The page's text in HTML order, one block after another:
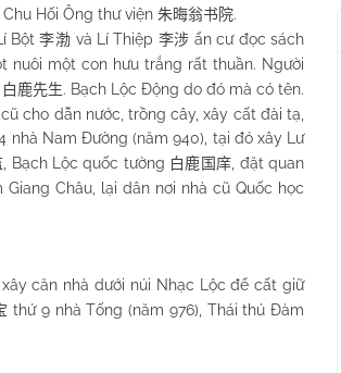
, Chu Hối Ông thư viện 朱晦翁书院.
Bột李渤 và Lí Thiệp 李涉 ẩn cư đọc sách
nuôi một con hưu trắng rất thuần. Người
白鹿先生. Bạch Lộc Động do đó mà có tên.
cho dẫn nước, trồng cây, xây cất đài tạ,
nhà Nam Đường (năm 940), tại đó xây Lư
, Bạch Lộc quốc tường 白鹿国庠 , đặt quan
Châu, lại dân nơi nhà cũ Quốc học
xây căn nhà dưới núi Nhạc Lộc để cất giữ
thứ 9 nhà Tống (năm 976), Thái thú Đàm